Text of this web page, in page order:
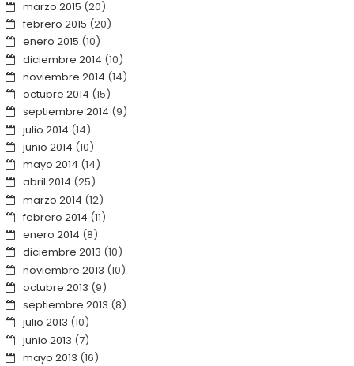
marzo 2015 (20)
febrero 2015 (20)
enero 2015 (10)
diciembre 2014 (10)
noviembre 2014 (14)
octubre 2014 (15)
septiembre 2014 (9)
julio 2014 (14)
junio 2014 (10)
mayo 2014 (14)
abril 2014 (25)
marzo 2014 (12)
febrero 2014 (11)
enero 2014 (8)
diciembre 2013 (10)
noviembre 2013 (10)
octubre 2013 (9)
septiembre 2013 (8)
julio 2013 (10)
junio 2013 (7)
mayo 2013 (16)